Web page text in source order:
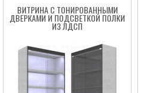
ВИТРИНА С ТОНИРОВАННЫМИ
ДВЕРКАМИ И ПОДСВЕТКОЙ ПОЛКИ
ИЗ ЛДСП